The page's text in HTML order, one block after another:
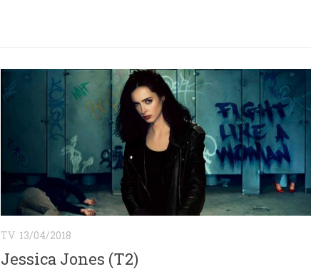
TV 13/04/2018
Jessica Jones (T2)